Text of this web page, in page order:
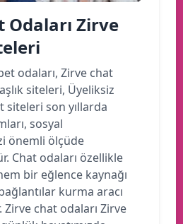
Odaları Zirve
odaları, Zirve chat
siteleri, Üyeliksiz
siteleri son yıllarda
sosyal
önemli ölçüde
Chat odaları özellikle
bir eğlence kaynağı
kurma aracı
chat odaları Zirve